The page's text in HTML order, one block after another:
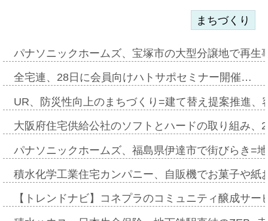
まちづくり
パナソニックホームズ、宝塚市の大型分譲地で再
全宅連、28日に会員向けハトサポセミナー開催…
UR、防災性向上のまちづくり=建て替え提案推進
大阪府住宅供給公社のソフトとハードの取り組み
パナソニックホームズ、福島県伊達市で街びらき=
積水化学工業住宅カンパニー、自販機でお菓子や
【トレンドナビ】コネプラのコミュニティ醸成サ